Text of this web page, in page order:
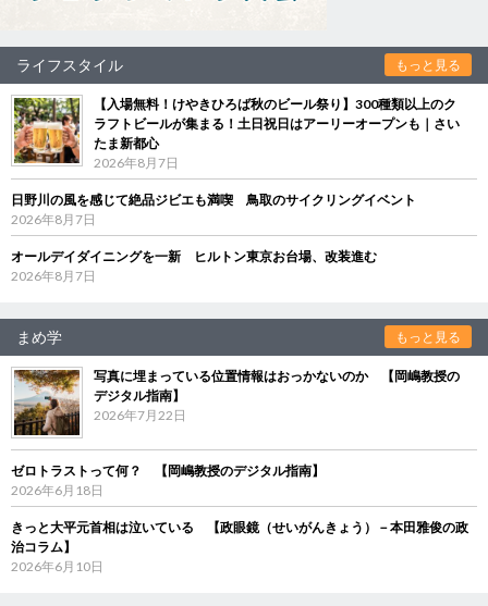
ライフスタイル もっと見る
【入場無料！けやきひろば秋のビール祭り】300種類以上のク
ラフトビールが集まる！土日祝日はアーリーオープンも｜さい
たま新都心
2026年8月7日
日野川の風を感じて絶品ジビエも満喫 鳥取のサイクリングイベント
2026年8月7日
オールデイダイニングを一新 ヒルトン東京お台場、改装進む
2026年8月7日
まめ学 もっと見る
写真に埋まっている位置情報はおっかないのか 【岡嶋教授の
デジタル指南】
2026年7月22日
ゼロトラストって何？ 【岡嶋教授のデジタル指南】
2026年6月18日
きっと大平元首相は泣いている 【政眼鏡（せいがんきょう）－本田雅俊の政
治コラム】
2026年6月10日